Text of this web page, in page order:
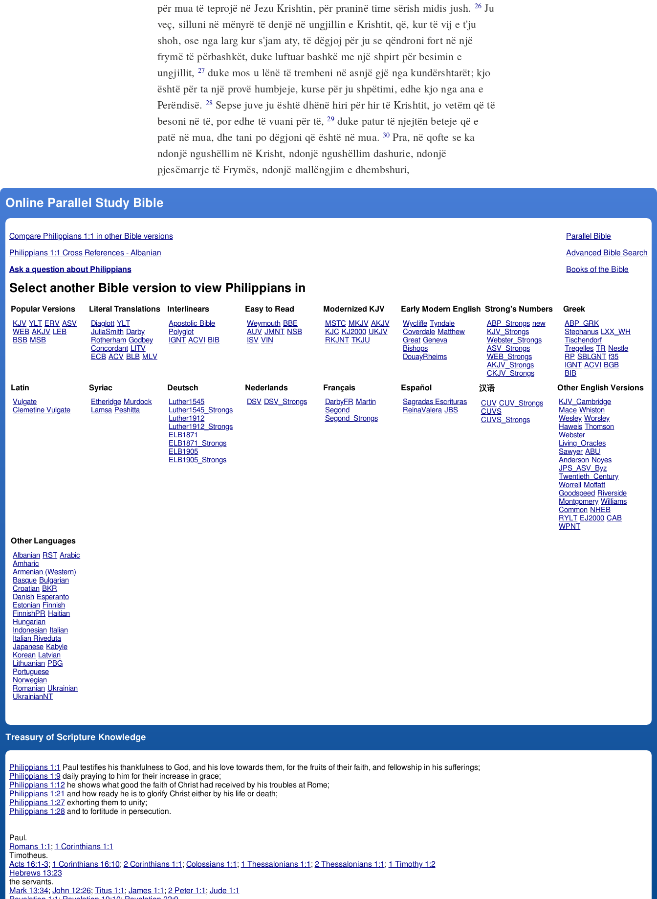
për mua të teprojë në Jezu Krishtin, për praninë time sërish midis jush. 26Ju
veç, silluni në mënyrë të denjë në ungjillin e Krishtit, që, kur të vij e t'ju
shoh, ose nga larg kur s'jam aty, të dëgjoj për ju se qëndroni fort në një
frymë të përbashkët, duke luftuar bashkë me një shpirt për besimin e
ungjillit, 27 duke mos u lënë të trembeni në asnjë gjë nga kundërshtarët; kjo
është për ta një provë humbjeje, kurse për ju shpëtimi, edhe kjo nga ana e
Perëndisë. 28 Sepse juve ju është dhënë hiri për hir të Krishtit, jo vetëm që të
besoni në të, por edhe të vuani për të,29duke patur të njejtën beteje që e
patë në mua, dhe tani po dëgjoni që është në mua. 30 Pra, në qofte se ka
ndonjë ngushëllim në Krisht, ndonjë ngushëllim dashurie, ndonjë
pjesëmarrje të Frymës, ndonjë mallëngjim e dhembshuri,
Online Parallel Study Bible
Parallel Bible
Advanced Bible Search
Books of the Bible
Compare Philippians 1:1 in other Bible versions
Philippians 1:1 Cross References - Albanian
Ask a question about Philippians
Select another Bible version to view Philippians in
Popular Versions
KJV YLT ERV ASV
WEB AKJV LEB
BSB MSB
Literal Translations
Diaglott YLT
JuliaSmith Darby
Rotherham Godbey
Concordant LITV
ECB ACV BLB MLV
Interlinears
Apostolic Bible
Polyglot
IGNT ACVI BIB
Easy to Read
Weymouth BBE
AUV JMNT NSB
ISV VIN
Modernized KJV
MSTC MKJV AKJV
KJC KJ2000 UKJV
RKJNT TKJU
Early Modern English
Wycliffe Tyndale
Coverdale Matthew
Great Geneva
Bishops
DouayRheims
Strong's Numbers
ABP_Strongs new
KJV_Strongs
Webster_Strongs
ASV_Strongs
WEB_Strongs
AKJV_Strongs
CKJV_Strongs
Greek
ABP_GRK
Stephanus LXX_WH
Tischendorf
Tregelles TR Nestle
RP SBLGNT f35
IGNT ACVI
BGB
BIB
Latin
Vulgate
Clemetine Vulgate
Syriac
Etheridge Murdock
Lamsa Peshitta
Deutsch
Luther1545
Luther1545_Strongs
Luther1912
Luther1912_Strongs
ELB1871
ELB1871_Strongs
ELB1905
ELB1905_Strongs
Nederlands
DSV DSV_Strongs
Français
DarbyFR Martin
Segond
Segond_Strongs
Español
Sagradas Escrituras
ReinaValera JBS
汉语
CUV CUV_Strongs
CUVS
CUVS_Strongs
Other English Versions
KJV_Cambridge
Mace Whiston
Wesley Worsley
Haweis Thomson
Webster
Living_Oracles
Sawyer ABU
Anderson Noyes
JPS_ASV_Byz
Twentieth_Century
Worrell
Moffatt
Goodspeed Riverside
Montgomery Williams
Common NHEB
RYLT EJ2000 CAB
WPNT
Other Languages
Albanian RST Arabic
Amharic
Armenian (Western)
Basque Bulgarian
Croatian BKR
Danish Esperanto
Estonian Finnish
FinnishPR Haitian
Hungarian
Indonesian Italian
Italian Riveduta
Japanese Kabyle
Korean Latvian
Lithuanian PBG
Portuguese
Norwegian
Romanian Ukrainian
UkrainianNT
Treasury of Scripture Knowledge
Philippians 1:1
Paul testifies his thankfulness to God, and his love towards them, for the fruits of their faith, and fellowship in his sufferings;
Philippians 1:9daily praying to him for their increase in grace;
Philippians 1:12he shows what good the faith of Christ had received by his troubles at Rome;
Philippians 1:21 and how ready he is to glorify Christ either by his life or death;
Philippians 1:27exhorting them to unity;
Philippians 1:28and to fortitude in persecution.
Paul.
Romans 1:1 ; 1 Corinthians 1:1
Timotheus.
Acts 16:1-3; 1 Corinthians 16:10; 2 Corinthians 1:1 ; Colossians 1:1 ; 1 Thessalonians 1:1 ; 2 Thessalonians 1:1 ; 1 Timothy 1:2
Hebrews 13:23
the servants.
Mark 13:34; John 12:26; Titus 1:1 ; James 1:1 ; 2 Peter 1:1 ; Jude 1:1